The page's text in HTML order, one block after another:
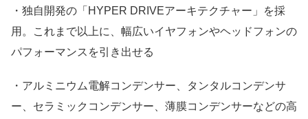
・独自開発の「HYPER DRIVEアーキテクチャー」を採
用。これまで以上に、幅広いイヤフォンやヘッドフォンの
パフォーマンスを引き出せる
・アルミニウム電解コンデンサー、タンタルコンデンサ
ー、セラミックコンデンサー、薄膜コンデンサーなどの高